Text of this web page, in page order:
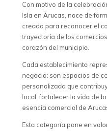
Con motivo de la
Isla en Arucas, nace de
creada para reconocer el
trayectoria de los
corazón del municipio.
Cada establecimiento
negocio: son espacios de
personalizada que
local, fortalecer la vida de
esencia comercial de
Esta categoría pone en